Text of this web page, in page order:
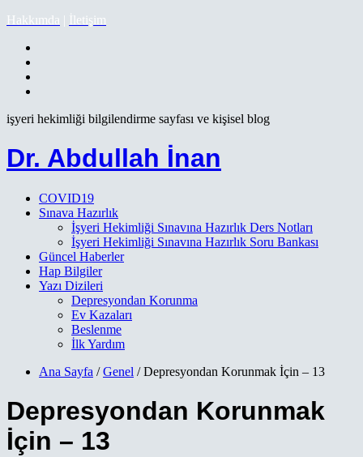
Hakkımda | İletişim
işyeri hekimliği bilgilendirme sayfası ve kişisel blog
Dr. Abdullah İnan
COVID19
Sınava Hazırlık
İşyeri Hekimliği Sınavına Hazırlık Ders Notları
İşyeri Hekimliği Sınavına Hazırlık Soru Bankası
Güncel Haberler
Hap Bilgiler
Yazı Dizileri
Depresyondan Korunma
Ev Kazaları
Beslenme
İlk Yardım
Ana Sayfa /Genel / Depresyondan Korunmak İçin – 13
Depresyondan Korunmak
İçin – 13